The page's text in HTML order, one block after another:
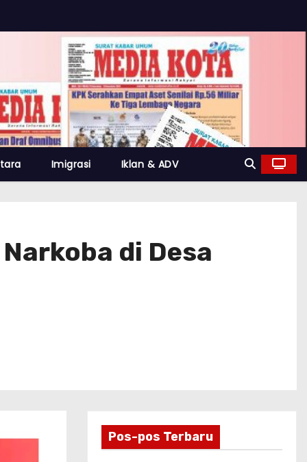
Imigrasi Iklan & ADV
di Desa
Pos-pos Terbaru